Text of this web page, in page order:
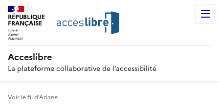
RÉPUBLIQUE
FRANÇAISE
Acceslibre
La plateforme collaborative de l’accessibilité
Voir le fil d'Ariane